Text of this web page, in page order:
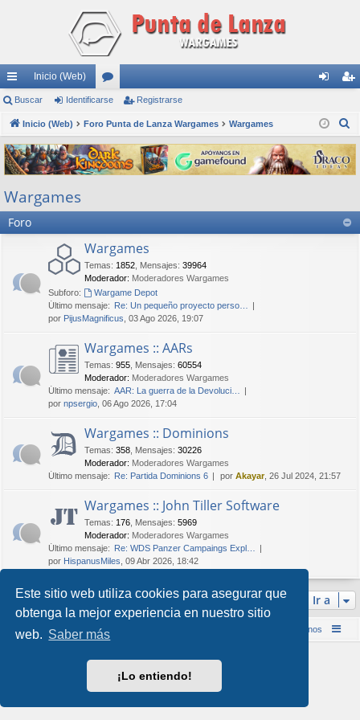
Este sitio web utiliza cookies para asegurar que
obtenga la mejor experiencia en nuestro sitio
web. Saber más
¡Lo entiendo!
nl
ac
es
rá
pi
do
Inicio (Web)
or
os nti
fic
ar
ist
ra
rs
Buscar Identificarse Registrarse
Inicio (Web) Foro Punta de Lanza Wargames Wargames
s
c
r
Wargames
Foro
Wargames
Temas: 1852 Mensajes: 39964
Moderador: Moderadores Wargames
Subforo:
Wargame Depot
Último mensaje: Re: Un pequeño proyecto perso…
por PijusMagnificus , 03 Ago 2026, 19:07
Wargames :: AARs
Temas: 955 Mensajes: 60554
Moderador: Moderadores Wargames
Último mensaje: AAR: La guerra de la Devoluci…
por npsergio , 06 Ago 2026, 17:04
Wargames :: Dominions
Temas: 358 Mensajes: 30226
Moderador: Moderadores Wargames
Último mensaje: Re: Partida Dominions 6 por Akayar, 26 Jul 2024, 21:57
Wargames :: John Tiller Software
Temas: 176 Mensajes: 5969
Moderador: Moderadores Wargames
Último mensaje: Re: WDS Panzer Campaings Expl…
por HispanusMiles , 09 Abr 2026, 18:42
Ir a
Inicio (Web) Foro Punta de Lanza Wargames Contáctenos
Style por
Arty &